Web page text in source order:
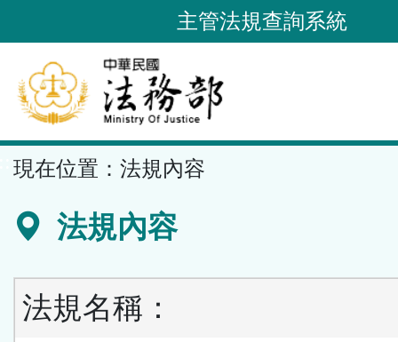
到
要
內
容
區
主管法規查詢系統
現在位置： 法規內容
法規內容
法規名稱：